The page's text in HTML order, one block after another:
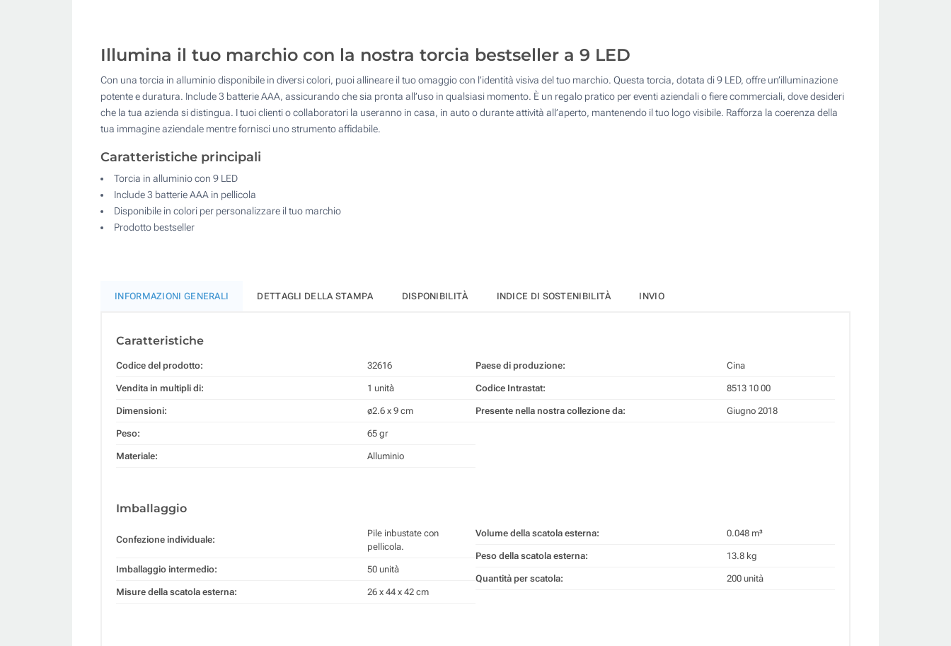
Incisione Laser (Sul corpo)
Senza stampa
Quantità desiderata :
Aggiorna
Illumina il tuo marchio con la nostra torcia bestseller a 9 LED
Con una torcia in alluminio disponibile in diversi colori, puoi allineare il tuo omaggio con l’identità visiva del tuo marchio. Questa torcia, dotata di 9 LED, offre un’illuminazione
potente e duratura. Include 3 batterie AAA, assicurando che sia pronta all’uso in qualsiasi momento. È un regalo pratico per eventi aziendali o fiere commerciali, dove desideri
che la tua azienda si distingua. I tuoi clienti o collaboratori la useranno in casa, in auto o durante attività all’aperto, mantenendo il tuo logo visibile. Rafforza la coerenza della
tua immagine aziendale mentre fornisci uno strumento affidabile.
Caratteristiche principali
Torcia in alluminio con 9 LED
Include 3 batterie AAA in pellicola
Disponibile in colori per personalizzare il tuo marchio
Prodotto bestseller
INFORMAZIONI GENERALI DETTAGLI DELLA STAMPA DISPONIBILITÀ INDICE DI SOSTENIBILITÀ INVIO
Caratteristiche
Codice del prodotto: 32616
Vendita in multipli di: 1 unità
Dimensioni: ø2.6 x 9 cm
Peso: 65 gr
Materiale: Alluminio
Paese di produzione: Cina
Codice Intrastat: 8513 10 00
Presente nella nostra collezione da: Giugno 2018
Imballaggio
Confezione individuale:
Pile inbustate con
pellicola.
Imballaggio intermedio: 50 unità
Misure della scatola esterna: 26 x 44 x 42 cm
Volume della scatola esterna: 0.048 m³
Peso della scatola esterna: 13.8 kg
Quantità per scatola: 200 unità